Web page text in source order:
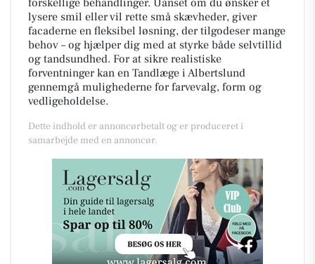
lysere smil eller vil rette små skævheder, giver
facaderne en fleksibel løsning, der tilgodeser mange
behov – og hjælper dig med at styrke både selvtillid
og tandsundhed. For at sikre realistiske
forventninger kan en Tandlæge i Albertslund
gennemgå mulighederne for farvevalg, form og
vedligeholdelse.
Dette indhold er annoncørbetalt og er produceret i
samarbejde med en annoncør.